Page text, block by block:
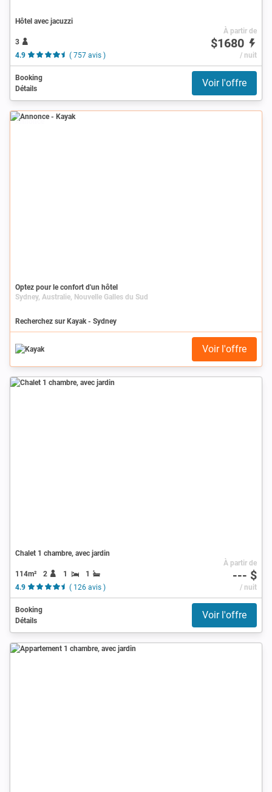
Hôtel avec jacuzzi
3
4.9
( 757 avis )
À partir de
$1680
/ nuit
Booking
Détails
Voir l'offre
Annonce
Optez pour le confort d'un hôtel
Sydney, Australie, Nouvelle Galles du Sud
Recherchez sur Kayak - Sydney
Voir l'offre
Chalet 1 chambre, avec jardin
114m² 2 1
1
4.9
( 126 avis )
À partir de
--- $
/ nuit
Booking
Détails
Voir l'offre